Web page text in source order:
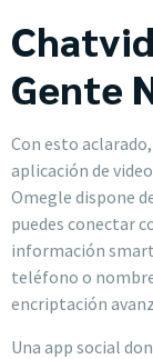
Gente
Con esto
aplicación de
Omegle dispone
puedes conectar
información
teléfono o
encriptación
Una app social